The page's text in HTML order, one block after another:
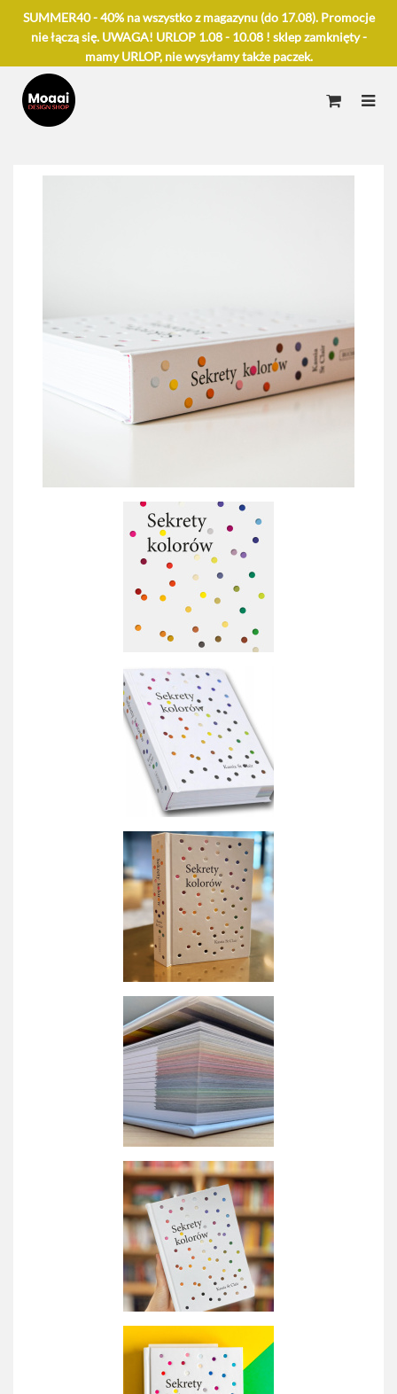
SUMMER40 - 40% na wszystko z magazynu (do 17.08). Promocje
nie łączą się. UWAGA! URLOP 1.08 - 10.08 ! sklep zamknięty -
mamy URLOP, nie wysyłamy także paczek.